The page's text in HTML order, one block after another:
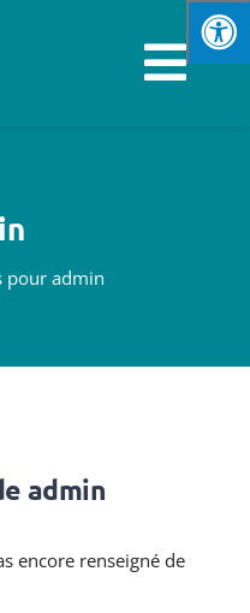
pour admin
admin
encore renseigné de